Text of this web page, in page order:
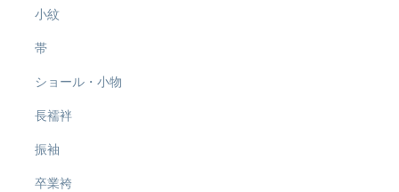
小紋
帯
ショール・小物
長襦袢
振袖
卒業袴